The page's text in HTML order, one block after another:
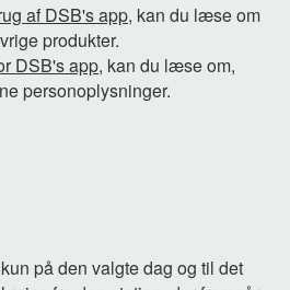
af DSB's app, kan du læse om
produkter.
DSB's app, kan du læse om,
personoplysninger.
på den valgte dag og til det